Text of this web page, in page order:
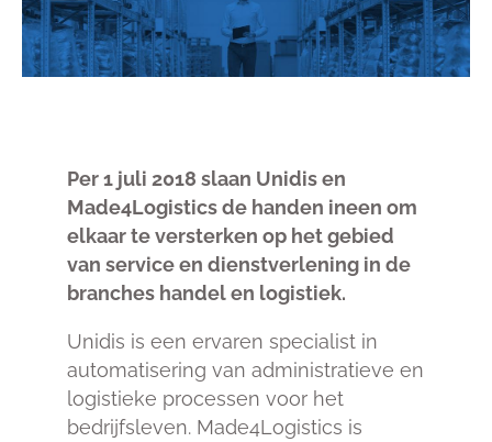
Per 1 juli 2018 slaan Unidis en
Made4Logistics de handen ineen om
elkaar te versterken op het gebied
van service en dienstverlening in de
branches handel en logistiek.
Unidis is een ervaren specialist in
automatisering van administratieve en
logistieke processen voor het
bedrijfsleven. Made4Logistics is